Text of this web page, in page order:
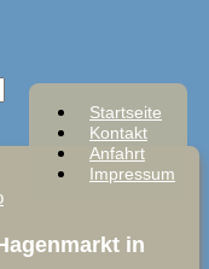
Startseite
Kontakt
Anfahrt
Impressum
in